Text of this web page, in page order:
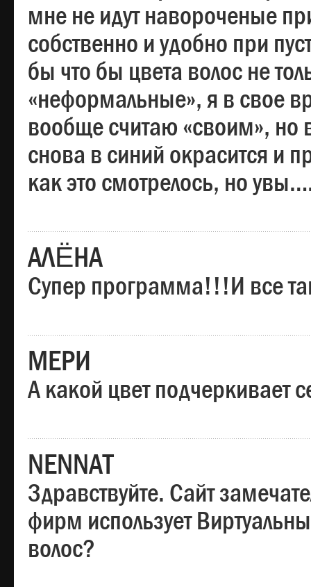
мне не идут навороченые
собственно и удобно при
бы что бы цвета волос не
«неформальные», я в свое
вообще считаю «своим», но
снова в синий окрасится и
как это смотрелось, но
АЛЁНА
Супер программа!!!И все
МЕРИ
А какой цвет подчеркивает
NENNAT
Здравствуйте. Сайт
фирм использует
волос?